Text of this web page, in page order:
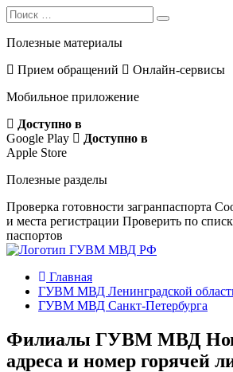
Search
for:
Search
Полезные материалы
Прием обращений
Онлайн-сервисы
Мобильное приложение
Доступно в
Google Play
Доступно в
Apple Store
Полезные разделы
Проверка готовности загранпаспорта
и места регистрации Проверить по
паспортов
Главная
ГУВМ МВД Ленинградской
ГУВМ МВД Санкт-Петербурга
Филиалы ГУВМ МВД
адреса и номер горячей